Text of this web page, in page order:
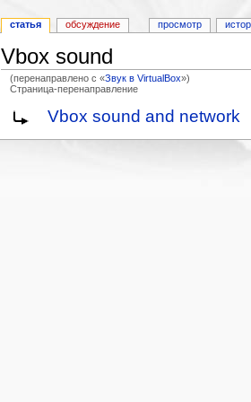
Vbox sound
(перенаправлено с «Звук в VirtualBox»)
Страница-перенаправление
Vbox sound and network
статья обсуждение просмотр